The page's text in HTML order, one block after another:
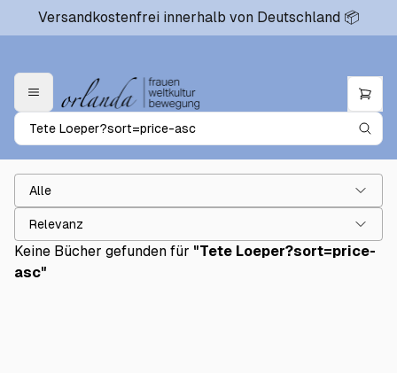
Versandkostenfrei innerhalb von Deutschland 📦
Alle
Keine Bücher gefunden für "Tete Loeper?sort=price-
asc"
Relevanz